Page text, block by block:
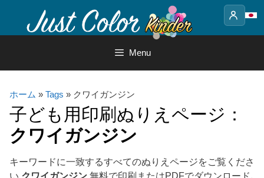
content
Menu
ホーム » Tags » クワイガンジン
子ども用印刷ぬりえページ：
クワイガンジン
キーワードに一致するすべてのぬりえページをご覧くださ
い クワイガンジン 無料で印刷またはPDFでダウンロード.